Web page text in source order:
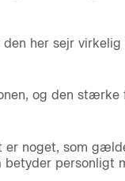
her sejr
og den stærke
noget, som
personligt